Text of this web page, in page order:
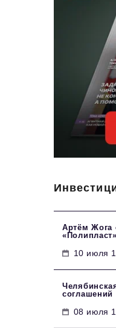
Артём Жога
10 июля
08 июля